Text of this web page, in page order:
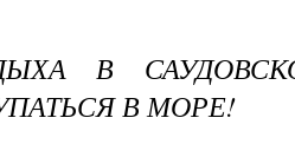
В
В МОРЕ!